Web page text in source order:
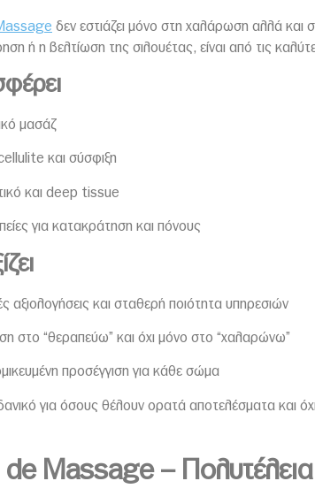
δεν εστιάζει μόνο στη χαλάρωση αλλά και
ή η βελτίωση της σιλουέτας, είναι από τις
μασάζ
και σύσφιξη
και deep tissue
για κατακράτηση και πόνους
αξιολογήσεις και σταθερή ποιότητα υπηρεσιών
στο “θεραπεύω” και όχι μόνο στο “χαλαρώνω”
προσέγγιση για κάθε σώμα
για όσους θέλουν ορατά αποτελέσματα και
Massage –